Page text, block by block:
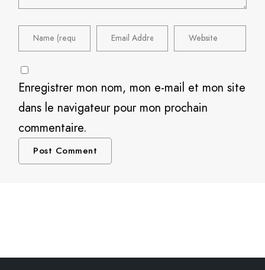
Enregistrer mon nom, mon e-mail et mon site
dans le navigateur pour mon prochain
commentaire.